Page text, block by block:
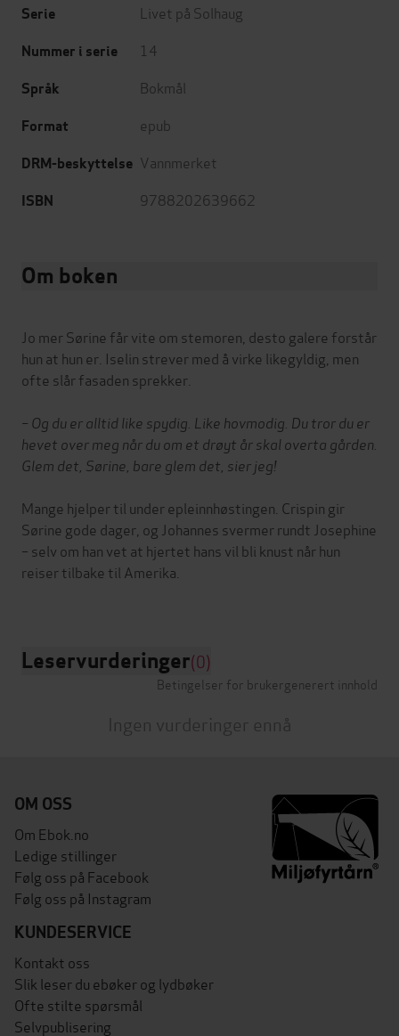
Serie Livet på Solhaug
Nummer i serie 14
Språk Bokmål
Format epub
DRM-beskyttelse Vannmerket
ISBN 9788202639662
Om boken
Jo mer Sørine får vite om stemoren, desto galere forstår
hun at hun er. Iselin strever med å virke likegyldig, men
ofte slår fasaden sprekker.
– Og du er alltid like spydig. Like hovmodig. Du tror du er
hevet over meg når du om et drøyt år skal overta gården.
Glem det, Sørine, bare glem det, sier jeg!
Mange hjelper til under epleinnhøstingen. Crispin gir
Sørine gode dager, og Johannes svermer rundt Josephine
– selv om han vet at hjertet hans vil bli knust når hun
reiser tilbake til Amerika.
Leservurderinger(0)
Betingelser for brukergenerert innhold
Ingen vurderinger ennå
OM OSS
Om Ebok.no
Ledige stillinger
Følg oss på Facebook
Følg oss på Instagram
KUNDESERVICE
Kontakt oss
Slik leser du ebøker og lydbøker
Ofte stilte spørsmål
Selvpublisering